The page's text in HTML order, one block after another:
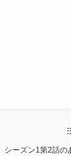
シーズン1第2話の